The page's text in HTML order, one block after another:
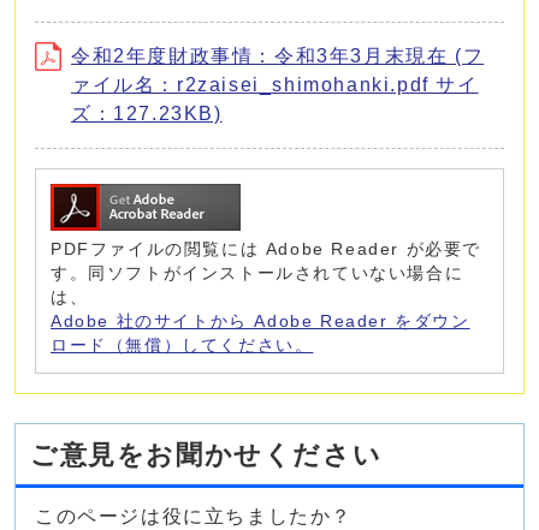
令和2年度財政事情：令和3年3月末現在 (フ
ァイル名：r2zaisei_shimohanki.pdf サイ
ズ：127.23KB)
PDFファイルの閲覧には Adobe Reader が必要で
す。同ソフトがインストールされていない場合に
は、
Adobe 社のサイトから Adobe Reader をダウン
ロード（無償）してください。
ご意見をお聞かせください
このページは役に立ちましたか？